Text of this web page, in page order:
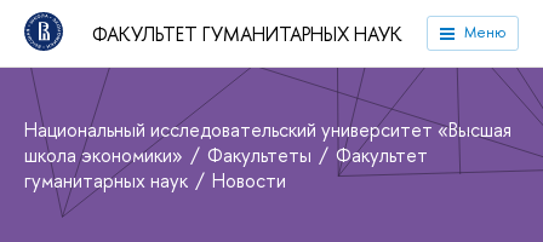
ФАКУЛЬТЕТ ГУМАНИТАРНЫХ НАУК Меню
Национальный исследовательский университет «Высшая
школа экономики»
Факультеты
Факультет
гуманитарных наук
Новости